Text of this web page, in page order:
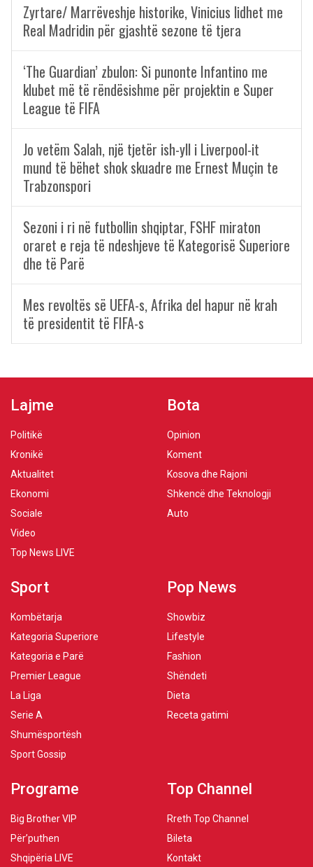
Zyrtare/ Marrëveshje historike, Vinicius lidhet me
Real Madridin për gjashtë sezone të tjera
‘The Guardian’ zbulon: Si punonte Infantino me
klubet më të rëndësishme për projektin e Super
League të FIFA
Jo vetëm Salah, një tjetër ish-yll i Liverpool-it
mund të bëhet shok skuadre me Ernest Muçin te
Trabzonspori
Sezoni i ri në futbollin shqiptar, FSHF miraton
oraret e reja të ndeshjeve të Kategorisë Superiore
dhe të Parë
Mes revoltës së UEFA-s, Afrika del hapur në krah
të presidentit të FIFA-s
Lajme
Politikë
Kronikë
Aktualitet
Ekonomi
Sociale
Video
Top News LIVE
Bota
Opinion
Koment
Kosova dhe Rajoni
Shkencë dhe Teknologji
Auto
Sport
Kombëtarja
Kategoria Superiore
Kategoria e Parë
Premier League
La Liga
Serie A
Shumësportësh
Sport Gossip
Pop News
Showbiz
Lifestyle
Fashion
Shëndeti
Dieta
Receta gatimi
Programe
Big Brother VIP
Për’puthen
Shqipëria LIVE
Top Channel
Rreth Top Channel
Bileta
Kontakt